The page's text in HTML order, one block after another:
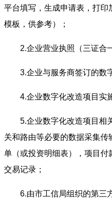
平台填写，生成申请表，打
模板，供参考）；
2.企业营业执照（三证合
3.企业与服务商签订的数
4.企业数字化改造项目实
5.企业数字化改造项目相
关和路由等必要的数据采集
单（或投资明细表），项目
交易记录；
6.由市工信局组织的第三